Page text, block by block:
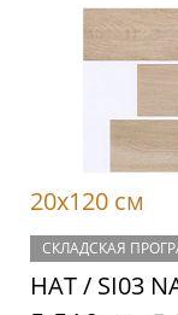
20x120 см
СКЛАДСКАЯ
НАТ / SI03